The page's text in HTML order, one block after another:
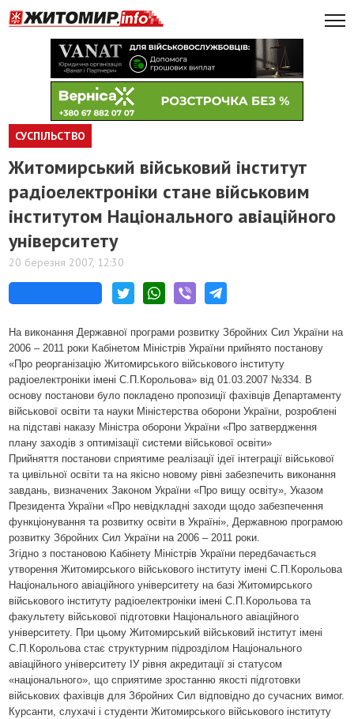
СУСПІЛЬСТВО
Житомирський військовий інститут
радіоелектроніки стане військовим
інститутом Національного авіаційного
університету
20 березня 2007, 12:30
На виконання Державної програми розвитку Збройних Сил України на
2006 – 2011 роки Кабінетом Міністрів України прийнято постанову
«Про реорганізацію Житомирського військового інституту
радіоелектроніки імені С.П.Корольова» від 01.03.2007 №334. В
основу постанови було покладено пропозиції фахівців Департаменту
військової освіти та науки Міністерства оборони України, розроблені
на підставі наказу Міністра оборони України «Про затвердження
плану заходів з оптимізації системи військової освіти»
Прийняття постанови сприятиме реалізації ідеї інтеграції військової
та цивільної освіти та на якісно новому рівні забезпечить виконання
завдань, визначених Законом України «Про вищу освіту», Указом
Президента України «Про невідкладні заходи щодо забезпечення
функціонування та розвитку освіти в Україні», Державною програмою
розвитку Збройних Сил України на 2006 – 2011 роки.
Згідно з постановою Кабінету Міністрів України передбачається
утворення Житомирського військового інституту імені С.П.Корольова
Національного авіаційного університету на базі Житомирського
військового інституту радіоелектроніки імені С.П.Корольова та
факультету військової підготовки Національного авіаційного
університету. При цьому Житомирський військовий інститут імені
С.П.Корольова стає структурним підрозділом Національного
авіаційного університету ІУ рівня акредитації зі статусом
«національного», що сприятиме зростанню якості підготовки
військових фахівців для Збройних Сил відповідно до сучасних вимог.
Курсанти, слухачі і студенти Житомирського військового інституту